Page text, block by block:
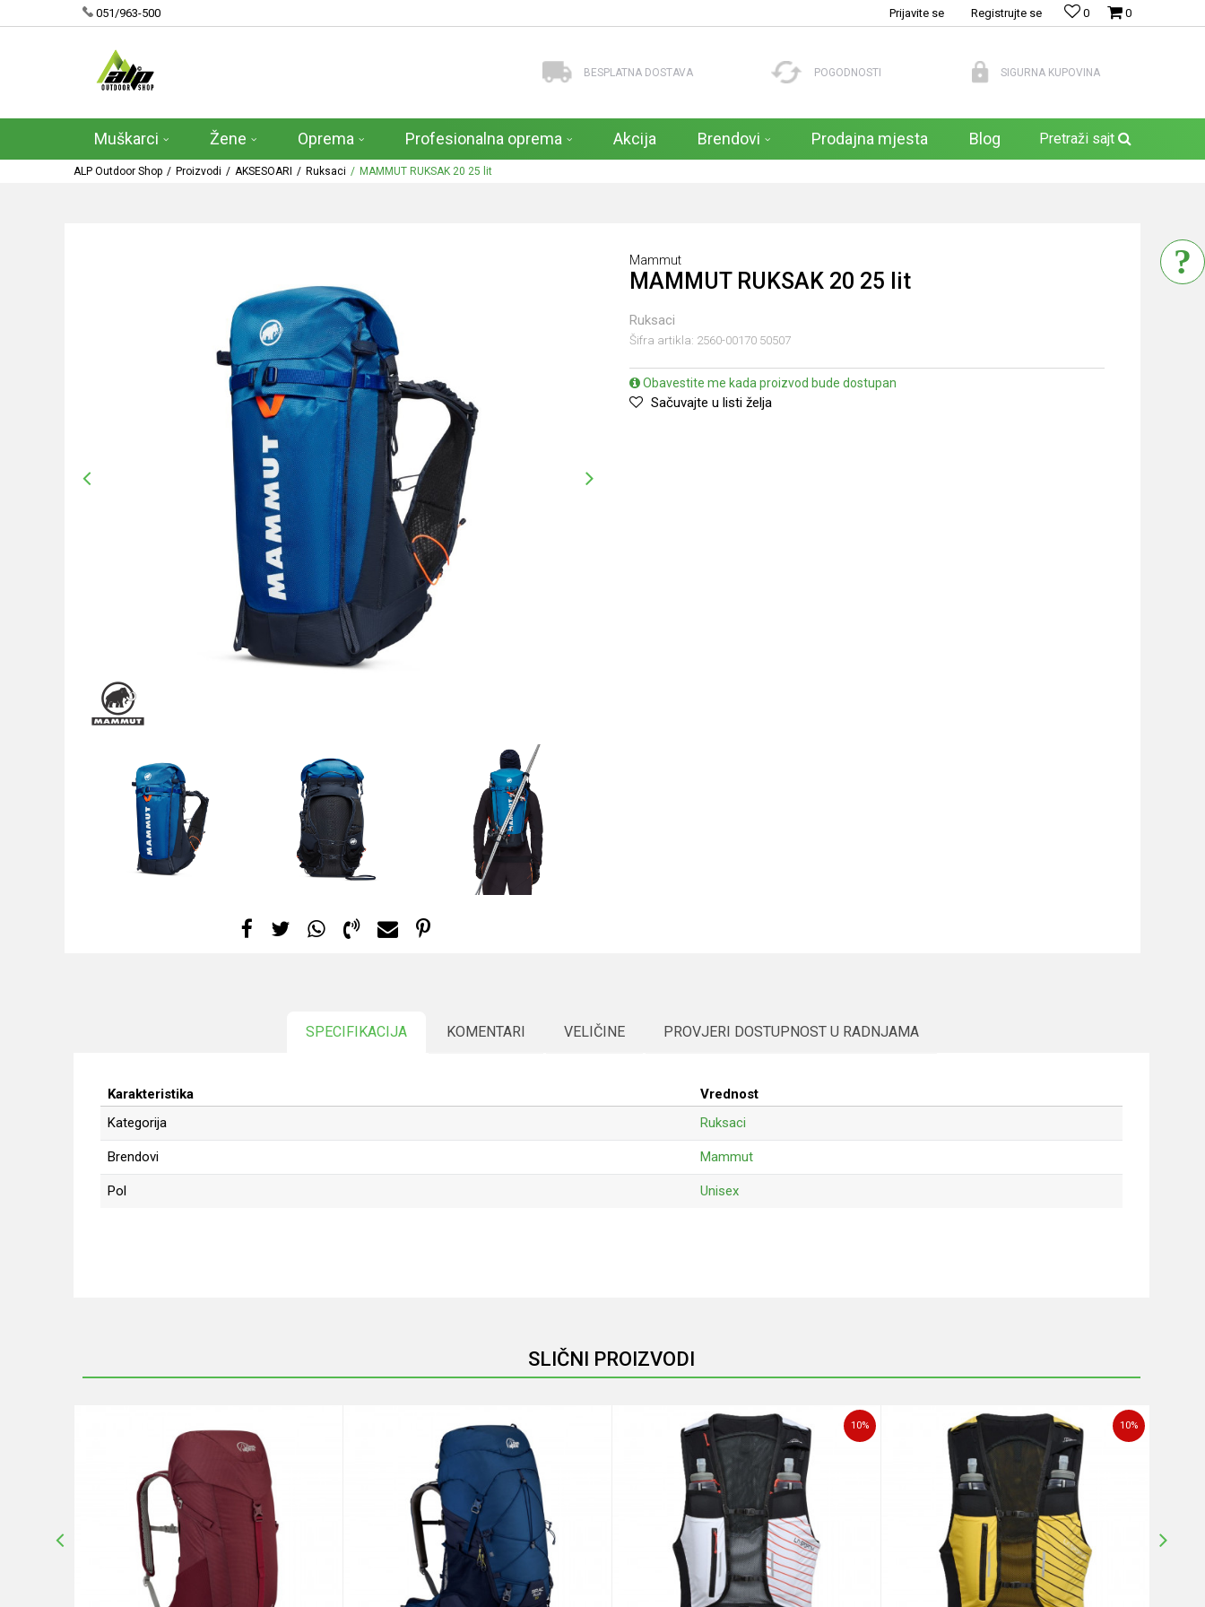
051/963-500 0
0
Prijavite se Registrujte se
BESPLATNA DOSTAVA POGODNOSTI SIGURNA KUPOVINA
Muškarci Žene Oprema Profesionalna oprema Akcija Brendovi Prodajna mjesta Blog Pretraži sajt
ALP Outdoor Shop Proizvodi AKSESOARI Ruksaci MAMMUT RUKSAK 20 25 lit
Mammut
MAMMUT RUKSAK 20 25 lit
Ruksaci
Šifra artikla: 2560-00170 50507
Obavestite me kada proizvod bude dostupan
Sačuvajte u listi želja
SPECIFIKACIJA KOMENTARI VELIČINE PROVJERI DOSTUPNOST U RADNJAMA
Karakteristika
Vrednost
Kategorija
Ruksaci
Brendovi Mammut
Pol Unisex
POŠALJI
SLIČNI PROIZVODI
10% 10%